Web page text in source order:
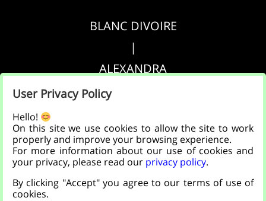
BLANC DIVOIRE
|
ALEXANDRA
הצהרת נגישות
|
מדיניות פרטיות
User Privacy Policy
Hello!
On this site we use cookies to allow the site to work
properly and improve your browsing experience.
For more information about our use of cookies and
your privacy, please read our privacy policy.
By clicking "Accept" you agree to our terms of use of
cookies.